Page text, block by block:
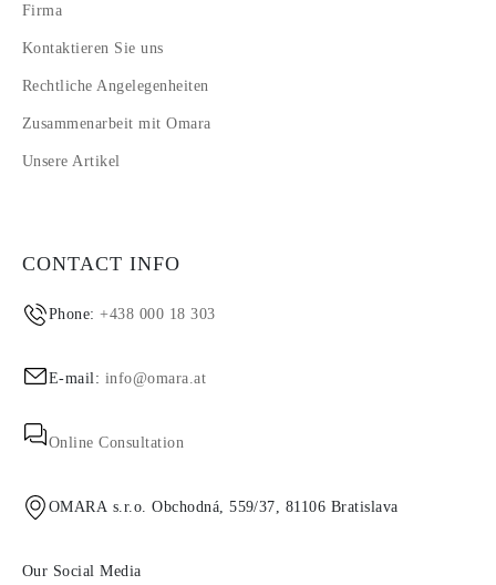
Firma
Kontaktieren Sie uns
Rechtliche Angelegenheiten
Zusammenarbeit mit Omara
Unsere Artikel
CONTACT INFO
Phone:+438 000 18 303
E-mail: info@omara.at
Online Consultation
OMARA s.r.o. Obchodná, 559/37, 81106 Bratislava
Our Social Media